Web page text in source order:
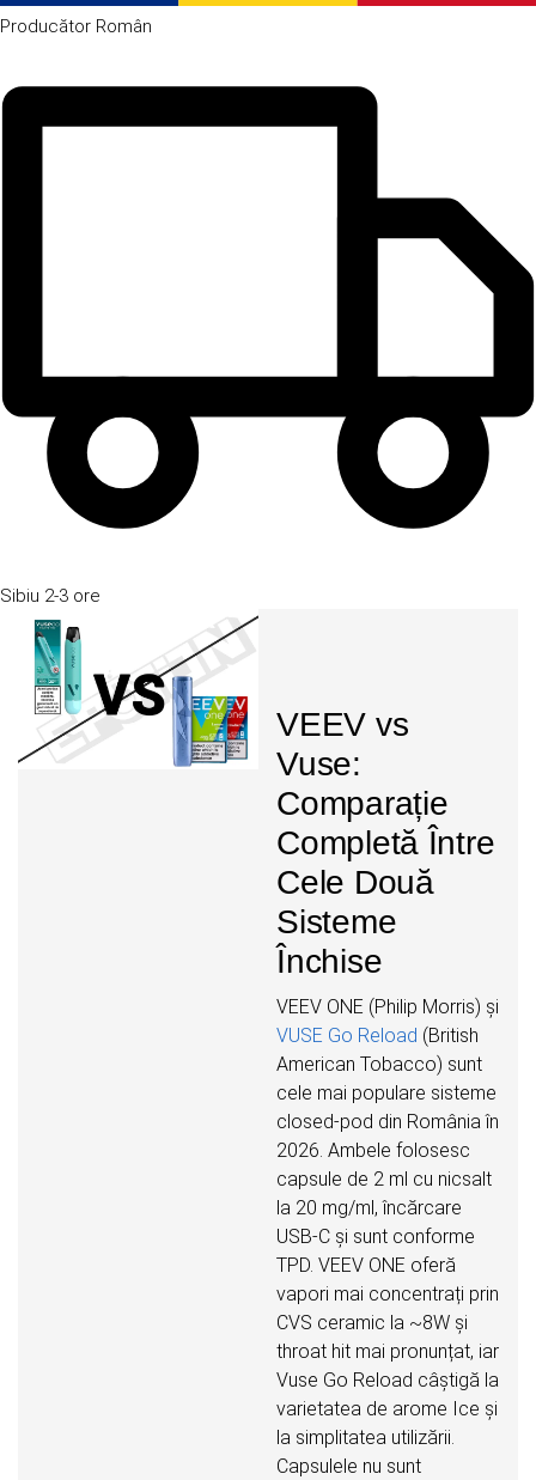
Producător Român
Sibiu 2-3 ore
VEEV vs
Vuse:
Comparație
Completă Între
Cele Două
Sisteme
Închise
VEEV ONE (Philip Morris) și
VUSE Go Reload (British
American Tobacco) sunt
cele mai populare sisteme
closed-pod din România în
2026. Ambele folosesc
capsule de 2 ml cu nicsalt
la 20 mg/ml, încărcare
USB-C și sunt conforme
TPD. VEEV ONE oferă
vapori mai concentrați prin
CVS ceramic la ~8W și
throat hit mai pronunțat, iar
Vuse Go Reload câștigă la
varietatea de arome Ice și
la simplitatea utilizării.
Capsulele nu sunt